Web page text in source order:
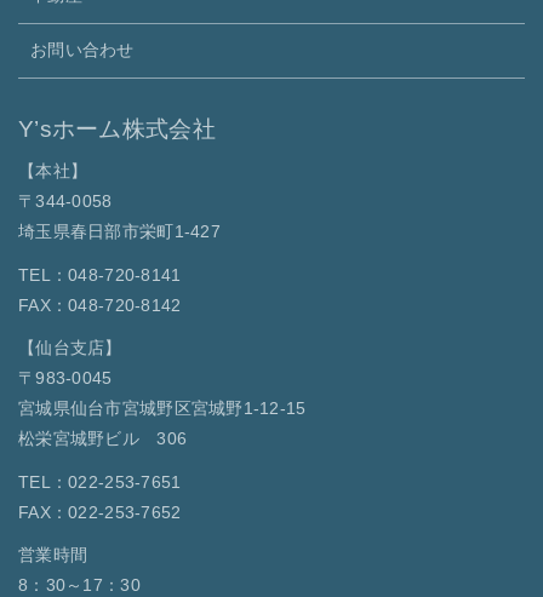
お問い合わせ
Y’sホーム株式会社
【本社】
〒344-0058
埼玉県春日部市栄町1-427
TEL：048-720-8141
FAX：048-720-8142
【仙台支店】
〒983-0045
宮城県仙台市宮城野区宮城野1-12-15
松栄宮城野ビル 306
TEL：022-253-7651
FAX：022-253-7652
営業時間
8：30～17：30